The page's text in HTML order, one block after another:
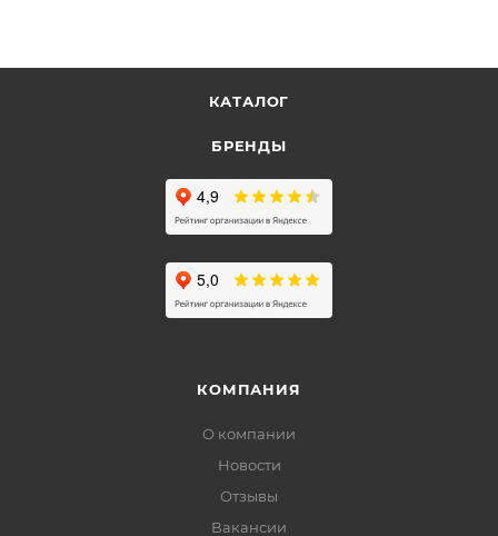
КАТАЛОГ
БРЕНДЫ
КОМПАНИЯ
О компании
Новости
Отзывы
Вакансии